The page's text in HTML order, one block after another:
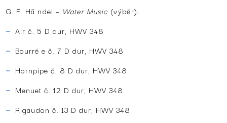
G. F. Hä ndel – Water Music (výběr):
Air č. 5 D dur, HWV 348
Bourré e č. 7 D dur, HWV 348
Hornpipe č. 8 D dur, HWV 348
Menuet č. 12 D dur, HWV 348
Rigaudon č. 13 D dur, HWV 348